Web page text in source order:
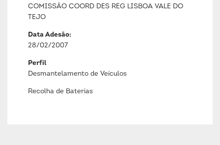
COMISSÃO COORD DES REG LISBOA VALE DO
TEJO
Data Adesão:
28/02/2007
Perfil
Desmantelamento de Veículos
Recolha de Baterias